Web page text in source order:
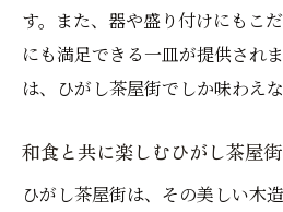
す。また、器や盛り付けにもこ
にも満足できる一皿が提供され
は、ひがし茶屋街でしか味わえ
和食と共に楽しむひがし茶屋
ひがし茶屋街は、その美しい木